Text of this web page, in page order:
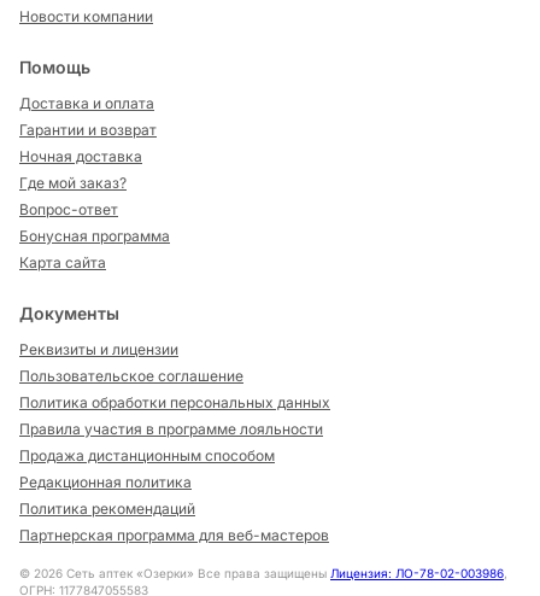
Новости компании
Помощь
Доставка и оплата
Гарантии и возврат
Ночная доставка
Где мой заказ?
Вопрос-ответ
Бонусная программа
Карта сайта
Документы
Реквизиты и лицензии
Пользовательское соглашение
Политика обработки персональных данных
Правила участия в программе лояльности
Продажа дистанционным способом
Редакционная политика
Политика рекомендаций
Партнерская программа для веб-мастеров
© 2026 Сеть аптек «Озерки» Все права защищены Лицензия: ЛО-78-02-003986,
ОГРН: 1177847055583